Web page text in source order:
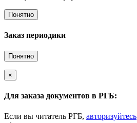
Понятно
Заказ периодики
Понятно
×
Для заказа документов в РГБ:
Если вы читатель РГБ, авторизуйтесь